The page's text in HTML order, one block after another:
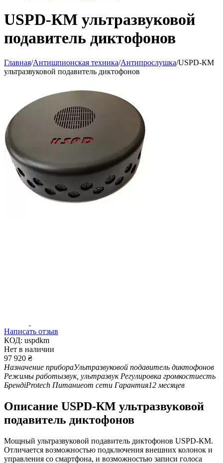
USPD-КМ ультразвуковой
подавитель диктофонов
Главная/Антишпионская техника/Антипрослушка/USPD-КМ
ультразвуковой подавитель диктофонов
Написать отзыв
КОД: uspdkm
Нет в наличии
97 920 ₴
Назначение прибораУльтразвуковой подавитель диктофонов
Режимы работызвук, ультразвук Регулировка громкостиесть
БрендiProtech Питаниеот сети Гарантия12 месяцев
Описание USPD-КМ ультразвуковой
подавитель диктофонов
Мощный ультразвуковой подавитель диктофонов USPD-КМ.
Отличается возможностью подключения внешних колонок и
управления со смартфона, и возможностью записи голоса